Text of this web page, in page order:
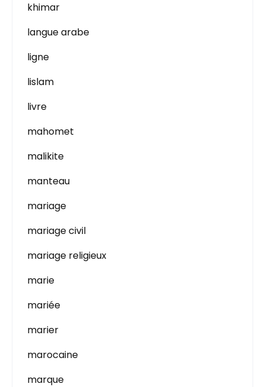
khimar
langue arabe
ligne
lislam
livre
mahomet
malikite
manteau
mariage
mariage civil
mariage religieux
marie
mariée
marier
marocaine
marque